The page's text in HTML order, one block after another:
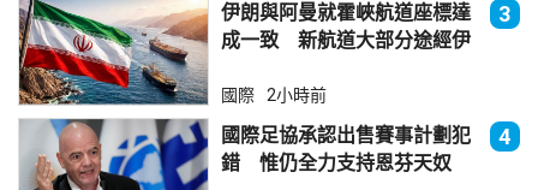
伊朗與阿曼就霍峽航道座標達
成一致 新航道大部分途經伊
3
國際 2小時前
國際足協承認出售賽事計劃犯
錯 惟仍全力支持恩芬天奴
4